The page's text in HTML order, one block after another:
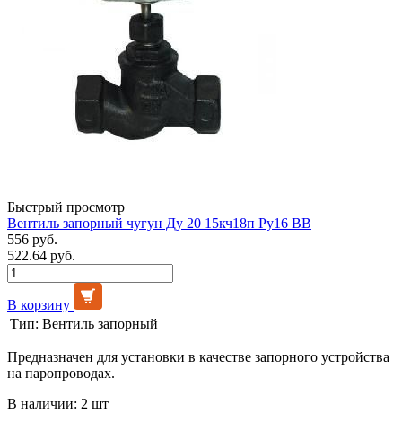
Быстрый просмотр
Вентиль запорный чугун Ду 20 15кч18п Ру16 ВВ
556 руб.
522.64 руб.
В корзину
Тип: Вентиль запорный
Предназначен для установки в качестве запорного устройства
на паропроводах.
В наличии: 2 шт